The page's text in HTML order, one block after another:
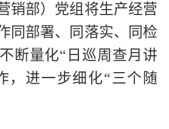
销部）党组将生产经营
同部署、同落实、同检
断量化“日巡周查月讲
，进一步细化“三个随